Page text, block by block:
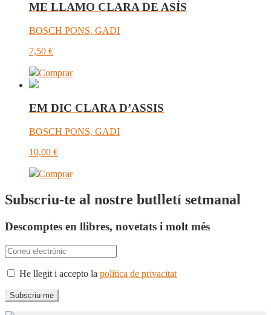
ME LLAMO CLARA DE ASÍS
BOSCH PONS, GADI
7,50 €
Comprar
EM DIC CLARA D’ASSIS
BOSCH PONS, GADI
10,00 €
Comprar
Subscriu-te al nostre butlletí setmanal
Descomptes en llibres, novetats i molt més
He llegit i accepto la política de privacitat